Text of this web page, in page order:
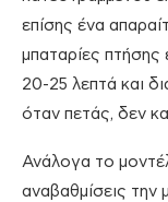
επίσης ένα
μπαταρίες πτήσης
20-25 λεπτά και
όταν πετάς, δεν
Ανάλογα το
αναβαθμίσεις την